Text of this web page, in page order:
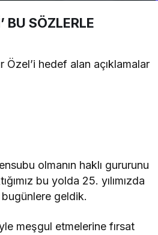
BU SÖZLERLE
Özel’i hedef alan açıklamalar
olmanın haklı gururunu
bu yolda 25. yılımızda
bugünlere geldik.
meşgul etmelerine fırsat